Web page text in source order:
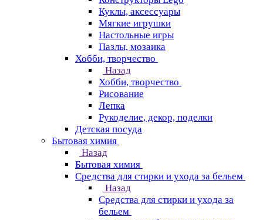
Куклы, аксессуары
Мягкие игрушки
Настольные игры
Пазлы, мозаика
Хобби, творчество
Назад
Хобби, творчество
Рисование
Лепка
Рукоделие, декор, поделки
Детская посуда
Бытовая химия
Назад
Бытовая химия
Средства для стирки и ухода за бельем
Назад
Средства для стирки и ухода за
бельем